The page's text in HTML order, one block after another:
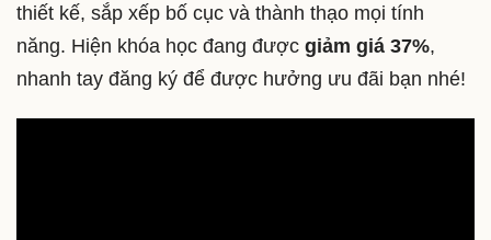
thiết kế, sắp xếp bố cục và thành thạo mọi tính
năng. Hiện khóa học đang được giảm giá 37%,
nhanh tay đăng ký để được hưởng ưu đãi bạn nhé!